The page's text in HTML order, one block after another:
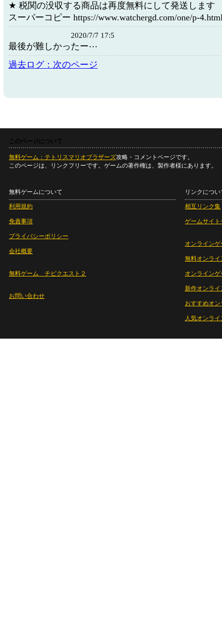
★ 税関の没収する商品は再度無料にして発送します
スーパーコピー https://www.watchergd.com/one/p-
2020/7/7 17:5
最後が難しかったー⋯
過去ログ：次のページ
このページについて
無料ゲーム：テトリスマリオブラザーズ攻略・コメントページです。
このページは、リンクフリーです。ゲームの著作権は、製作者様にあります。
無料ゲームについて
利用規約
免責事項
プライバシーポリシー
会社概要
無料ゲーム チビクエスト２
お問い合わせ
リンクについ
相互リンク集
ゲームサイト
オンラインゲ
無料オンライ
オンライン
新作オンライ
おすすめオ
人気オンラ